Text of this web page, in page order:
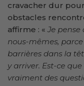
cravacher dur
obstacles
affirme : «Je pense
nous-mêmes,
barrières dans la
y arriver. Est-ce que
vraiment des